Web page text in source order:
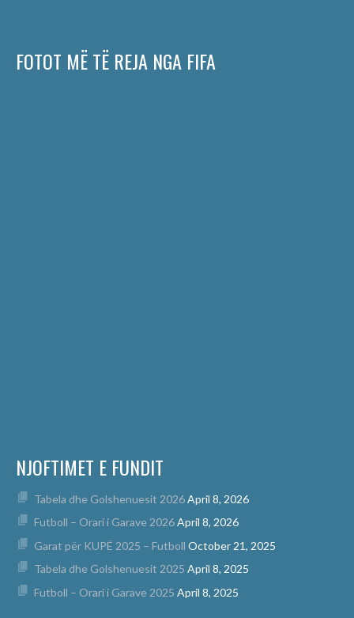
FOTOT MË TË REJA NGA FIFA
NJOFTIMET E FUNDIT
Tabela dhe Golshenuesit 2026April 8, 2026
Futboll – Orari i Garave 2026April 8, 2026
Garat për KUPË 2025 – Futboll October 21, 2025
Tabela dhe Golshenuesit 2025 April 8, 2025
Futboll – Orari i Garave 2025 April 8, 2025